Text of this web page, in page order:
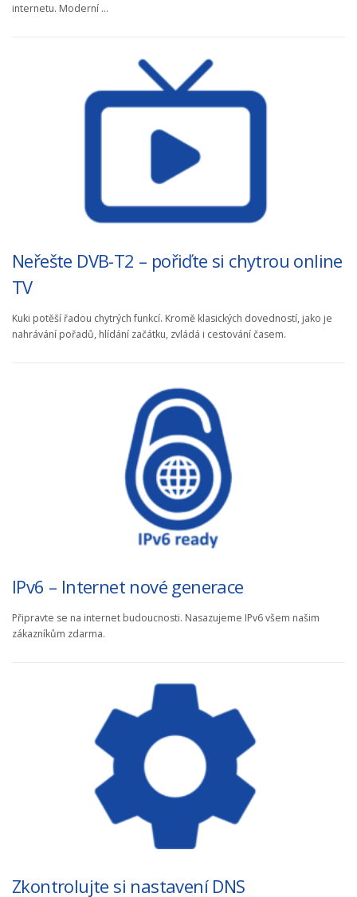
internetu. Moderní …
Neřešte DVB-T2 – pořiďte si chytrou online
TV
Kuki potěší řadou chytrých funkcí. Kromě klasických dovedností, jako je
nahrávání pořadů, hlídání začátku, zvládá i cestování časem.
IPv6 – Internet nové generace
Připravte se na internet budoucnosti. Nasazujeme IPv6 všem našim
zákazníkům zdarma.
Zkontrolujte si nastavení DNS